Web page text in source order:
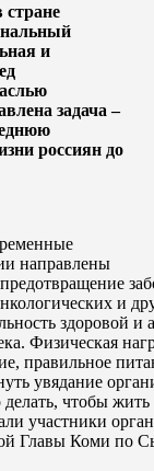
стране
и
задача –
россиян до
направлены
и
здоровой и
Физическая
правильное
увядание
чтобы жить
участники
Главы Коми по